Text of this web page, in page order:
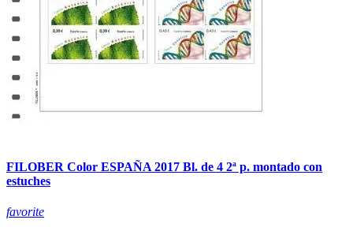
FILOBER Color ESPAÑA 2017 Bl. de 4 2ª p. montado con
estuches
favorite